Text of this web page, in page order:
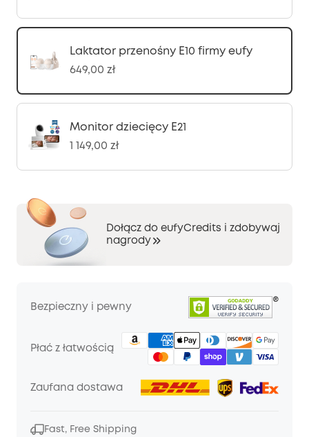
Laktator przenośny E10 firmy eufy
649,00 zł
Monitor dziecięcy E21
1 149,00 zł
Dołącz do eufyCredits i zdobywaj
nagrody
Bezpieczny i pewny
Płać z łatwością
Zaufana dostawa
Fast, Free Shipping